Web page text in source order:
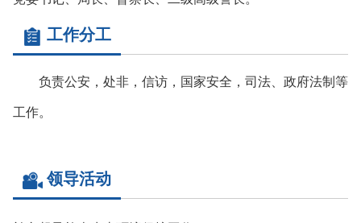
工作分工
负责公安，处非，信访，国家安全，司法、政府法制等
工作。
领导活动